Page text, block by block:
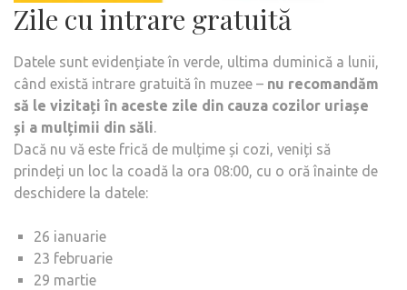
Zile cu intrare gratuită
Datele sunt evidențiate în verde, ultima duminică a lunii,
când există intrare gratuită în muzee – nu recomandăm
să le vizitați în aceste zile din cauza cozilor uriașe
și a mulțimii din săli.
Dacă nu vă este frică de mulțime și cozi, veniți să
prindeți un loc la coadă la ora 08:00, cu o oră înainte de
deschidere la datele:
26 ianuarie
23 februarie
29 martie